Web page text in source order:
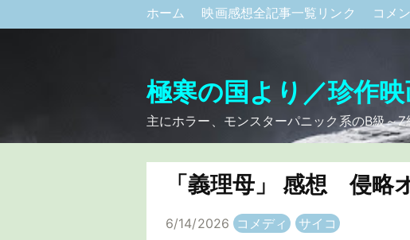
ホーム 映画感想全記事一覧リンク コメ
極寒の国より／珍作
主にホラー、モンスターパニック系のB級～
「義理母」 感想 侵略
6/14/2026 コメディ サイコ